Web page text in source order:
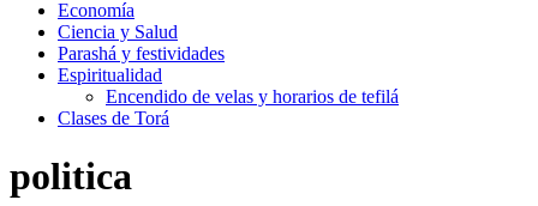
Economía
Ciencia y Salud
Parashá y festividades
Espiritualidad
Encendido de velas y horarios de tefilá
Clases de Torá
politica